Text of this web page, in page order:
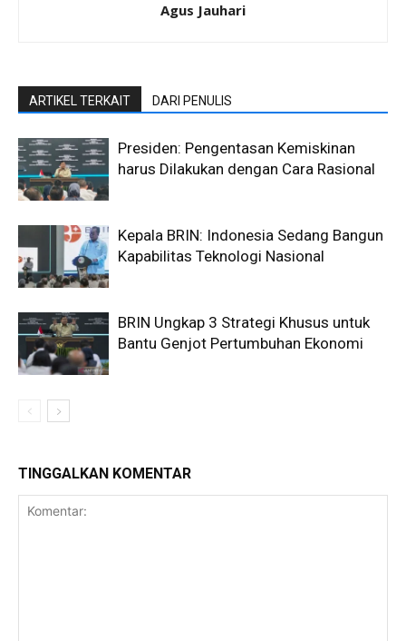
Agus Jauhari
ARTIKEL TERKAIT DARI PENULIS
Presiden: Pengentasan Kemiskinan
harus Dilakukan dengan Cara Rasional
Kepala BRIN: Indonesia Sedang Bangun
Kapabilitas Teknologi Nasional
BRIN Ungkap 3 Strategi Khusus untuk
Bantu Genjot Pertumbuhan Ekonomi
TINGGALKAN KOMENTAR